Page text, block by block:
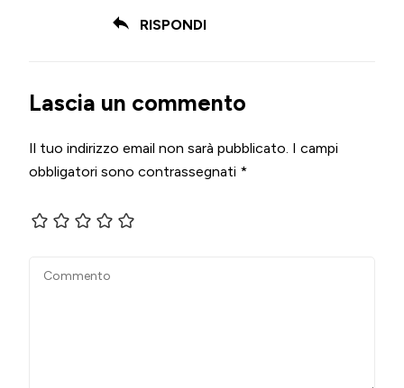
RISPONDI
Lascia un commento
Il tuo indirizzo email non sarà pubblicato. I campi
obbligatori sono contrassegnati *